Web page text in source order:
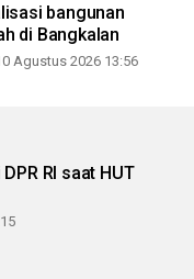
bangunan
di Bangkalan
Agustus 2026 13:56
RI saat HUT